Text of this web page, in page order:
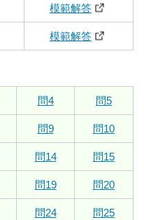
模範解答
模範解答
問4 問5
問9 問10
問14 問15
問19 問20
問24 問25